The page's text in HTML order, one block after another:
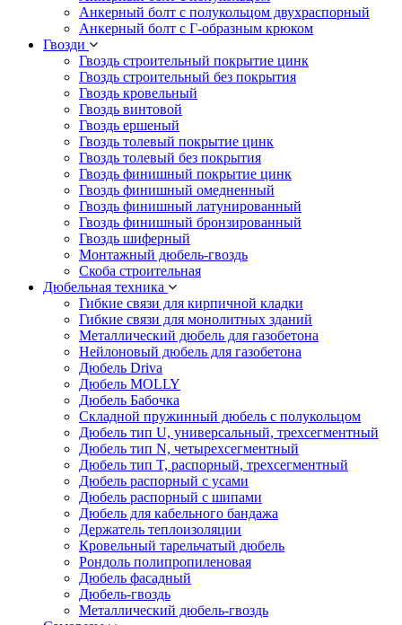
Анкерный болт с полукольцом двухраспорный
Анкерный болт с Г-образным крюком
Гвозди
Гвоздь строительный покрытие цинк
Гвоздь строительный без покрытия
Гвоздь кровельный
Гвоздь винтовой
Гвоздь ершеный
Гвоздь толевый покрытие цинк
Гвоздь толевый без покрытия
Гвоздь финишный покрытие цинк
Гвоздь финишный омедненный
Гвоздь финишный латунированный
Гвоздь финишный бронзированный
Гвоздь шиферный
Монтажный дюбель-гвоздь
Скоба строительная
Дюбельная техника
Гибкие связи для кирпичной кладки
Гибкие связи для монолитных зданий
Металлический дюбель для газобетона
Нейлоновый дюбель для газобетона
Дюбель Driva
Дюбель MOLLY
Дюбель Бабочка
Складной пружинный дюбель с полукольцом
Дюбель тип U, универсальный, трехсегментный
Дюбель тип N, четырехсегментный
Дюбель тип T, распорный, трехсегментный
Дюбель распорный с усами
Дюбель распорный с шипами
Дюбель для кабельного бандажа
Держатель теплоизоляции
Кровельный тарельчатый дюбель
Рондоль полипропиленовая
Дюбель фасадный
Дюбель-гвоздь
Металлический дюбель-гвоздь